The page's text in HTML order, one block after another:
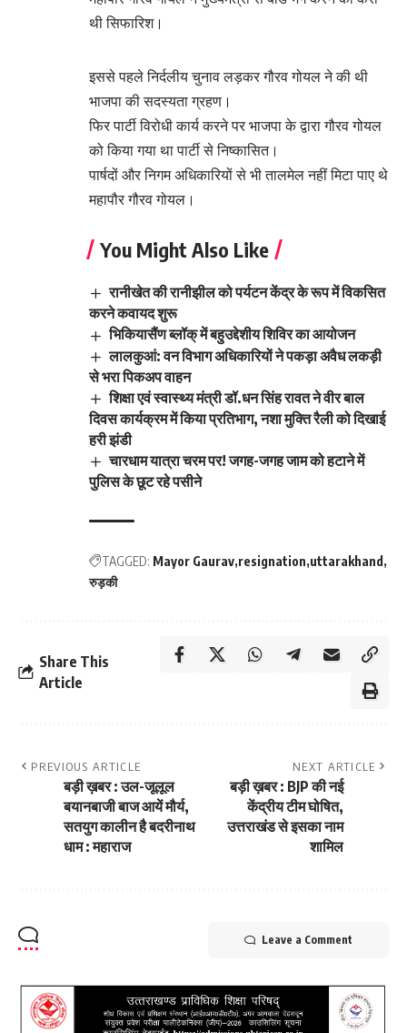
थी सिफारिश।
इससे पहले निर्दलीय चुनाव लड़कर गौरव गोयल ने की थी
भाजपा की सदस्यता ग्रहण।
फिर पार्टी विरोधी कार्य करने पर भाजपा के द्वारा गौरव गोयल
को किया गया था पार्टी से निष्कासित।
पार्षदों और निगम अधिकारियों से भी तालमेल नहीं मिटा पाए थे
महापौर गौरव गोयल।
You Might Also Like
रानीखेत की रानीझील को पर्यटन केंद्र के रूप में विकसित
करने कवायद शुरू
भिकियासैंण ब्लॉक् में बहुउद्देशीय शिविर का आयोजन
लालकुआं: वन विभाग अधिकारियों ने पकड़ा अवैध लकड़ी
से भरा पिकअप वाहन
शिक्षा एवं स्वास्थ्य मंत्री डॉ.धन सिंह रावत ने वीर बाल
दिवस कार्यक्रम में किया प्रतिभाग, नशा मुक्ति रैली को दिखाई
हरी झंडी
चारधाम यात्रा चरम पर! जगह-जगह जाम को हटाने में
पुलिस के छूट रहे पसीने
TAGGED: Mayor Gaurav resignation uttarakhand
रुड़की
Share This
Article
PREVIOUS ARTICLE
बड़ी ख़बर : उल-जूलूल
बयानबाजी बाज आयें मौर्य,
सतयुग कालीन है बदरीनाथ
धाम : महाराज
NEXT ARTICLE
बड़ी ख़बर : BJP की नई
केंद्रीय टीम घोषित,
उत्तराखंड से इसका नाम
शामिल
Leave a Comment